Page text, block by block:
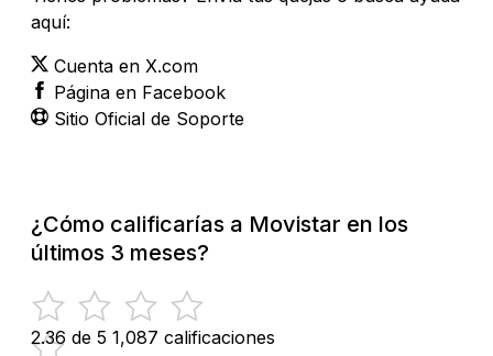
aquí:
Cuenta en X.com
Página en Facebook
Sitio Oficial de Soporte
¿Cómo calificarías a Movistar en los
últimos 3 meses?
2.36 de 5 1,087 calificaciones